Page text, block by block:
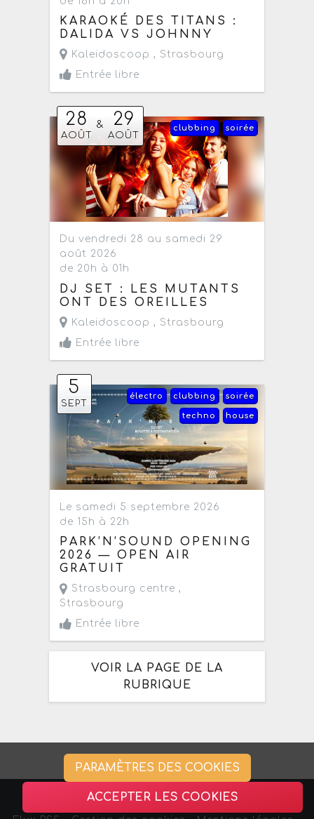
KARAOKÉ DES TITANS :
DALIDA VS JOHNNY
Kaleidoscoop , Strasbourg
Entrée libre
28
AOÛT
& 29
AOÛT
soirée
clubbing
Du vendredi 28 au samedi 29
août 2026
de 20h à 01h
DJ SET : LES MUTANTS
ONT DES OREILLES
Kaleidoscoop , Strasbourg
Entrée libre
5
SEPT
soirée
clubbing
électro
house
techno
Le samedi 5 septembre 2026
de 15h à 22h
PARK’N’SOUND OPENING
2026 — OPEN AIR
GRATUIT
Strasbourg centre ,
Strasbourg
Entrée libre
VOIR LA PAGE DE LA
RUBRIQUE
PARAMÈTRES DES COOKIES
ACCEPTER LES COOKIES